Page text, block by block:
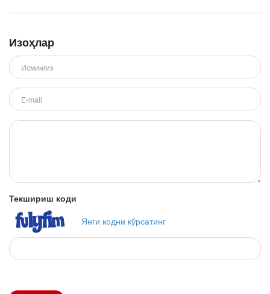
Изоҳлар
Текшириш коди
Янги кодни кўрсатинг